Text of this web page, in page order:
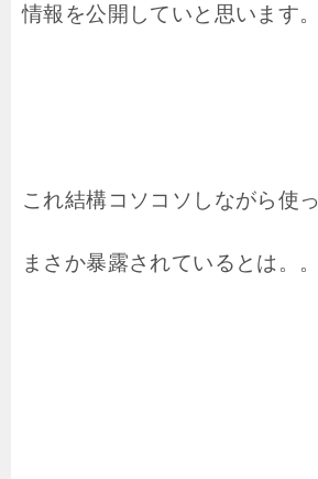
情報を公開していと思います。
これ結構コソコソしながら使
まさか暴露されているとは。。